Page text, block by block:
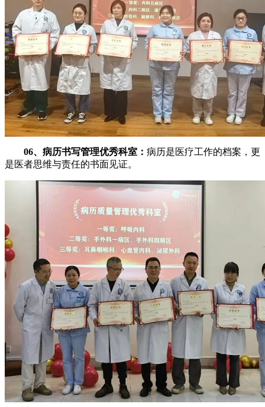
06、病历书写管理优秀科室： 病历是医疗工作的档案，更
是医者思维与责任的书面见证。